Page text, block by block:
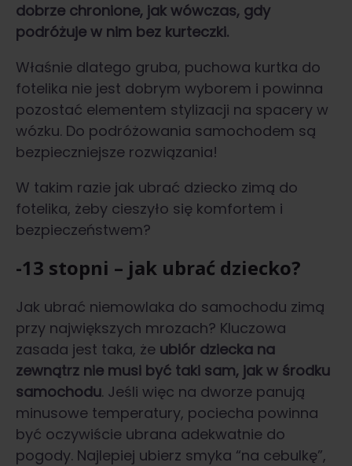
dobrze chronione, jak wówczas, gdy
podróżuje w nim bez kurteczki.
Właśnie dlatego gruba, puchowa kurtka do
fotelika nie jest dobrym wyborem i powinna
pozostać elementem stylizacji na spacery w
wózku. Do podróżowania samochodem są
bezpieczniejsze rozwiązania!
W takim razie jak ubrać dziecko zimą do
fotelika, żeby cieszyło się komfortem i
bezpieczeństwem?
-13 stopni – jak ubrać dziecko?
Jak ubrać niemowlaka do samochodu zimą
przy największych mrozach? Kluczowa
zasada jest taka, że ubiór dziecka na
zewnątrz nie musi być taki sam, jak w środku
samochodu. Jeśli więc na dworze panują
minusowe temperatury, pociecha powinna
być oczywiście ubrana adekwatnie do
pogody. Najlepiej ubierz smyka “na cebulkę”,